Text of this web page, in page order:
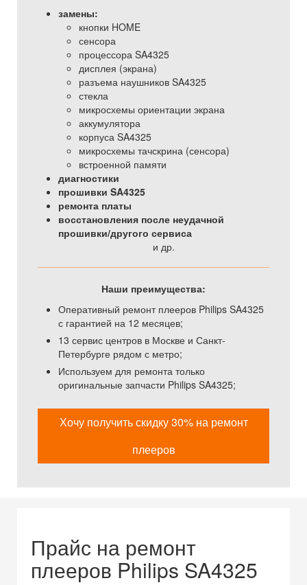
замены:
кнопки HOME
сенсора
процессора SA4325
дисплея (экрана)
разъема наушников SA4325
стекла
микросхемы ориентации экрана
аккумулятора
корпуса SA4325
микросхемы тачскрина (сенсора)
встроенной памяти
диагностики
прошивки SA4325
ремонта платы
восстановления после неудачной
прошивки/другого сервиса
и др.
Наши преимущества:
Оперативный ремонт плееров Philips SA4325
с гарантией на 12 месяцев;
13 сервис центров в Москве и Санкт-
Петербурге рядом с метро;
Используем для ремонта только
оригинальные запчасти Philips SA4325;
Хочу получить скидку 30% на ремонт
плееров
Прайс на ремонт
плееров Philips SA4325